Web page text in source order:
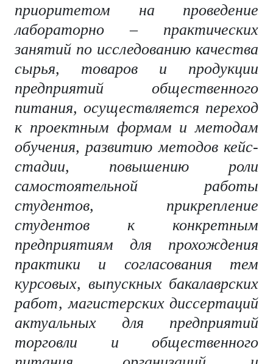
приоритетом на проведение
лабораторно – практических
занятий по исследованию качества
сырья, товаров и продукции
предприятий общественного
питания, осуществляется переход
к проектным формам и методам
обучения, развитию методов кейс-
стадии, повышению роли
самостоятельной работы
студентов, прикрепление
студентов к конкретным
предприятиям для прохождения
практики и согласования тем
курсовых, выпускных бакалаврских
работ, магистерских диссертаций
актуальных для предприятий
торговли и общественного